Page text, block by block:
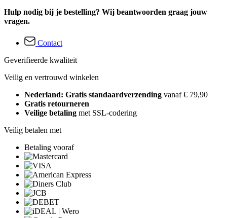
Hulp nodig bij je bestelling? Wij beantwoorden graag jouw
vragen.
Contact
Geverifieerde kwaliteit
Veilig en vertrouwd winkelen
Nederland: Gratis standaardverzending vanaf € 79,90
Gratis retourneren
Veilige betaling met SSL-codering
Veilig betalen met
Betaling vooraf